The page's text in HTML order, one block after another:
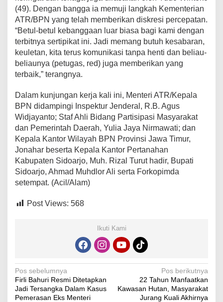
(49). Dengan bangga ia memuji langkah Kementerian
ATR/BPN yang telah memberikan diskresi percepatan.
“Betul-betul kebanggaan luar biasa bagi kami dengan
terbitnya sertipikat ini. Jadi memang butuh kesabaran,
keuletan, kita terus komunikasi tanpa henti dan beliau-
beliaunya (petugas, red) juga memberikan yang
terbaik,” terangnya.
Dalam kunjungan kerja kali ini, Menteri ATR/Kepala
BPN didampingi Inspektur Jenderal, R.B. Agus
Widjayanto; Staf Ahli Bidang Partisipasi Masyarakat
dan Pemerintah Daerah, Yulia Jaya Nirmawati; dan
Kepala Kantor Wilayah BPN Provinsi Jawa Timur,
Jonahar beserta Kepala Kantor Pertanahan
Kabupaten Sidoarjo, Muh. Rizal Turut hadir, Bupati
Sidoarjo, Ahmad Muhdlor Ali serta Forkopimda
setempat. (Acil/Alam)
Post Views: 568
Ikuti Kami
Navigasi
pos
Pos sebelumnya
Firli Bahuri Resmi Ditetapkan
Jadi Tersangka Dalam Kasus
Pemerasan Eks Menteri
Pos berikutnya
22 Tahun Manfaatkan
Kawasan Hutan, Masyarakat
Jurang Kuali Akhirnya